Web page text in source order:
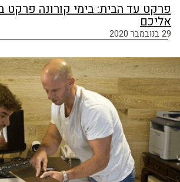
פרקט עד הבית: בימי קורונה פרקט
אליכם
29 בנובמבר 2020